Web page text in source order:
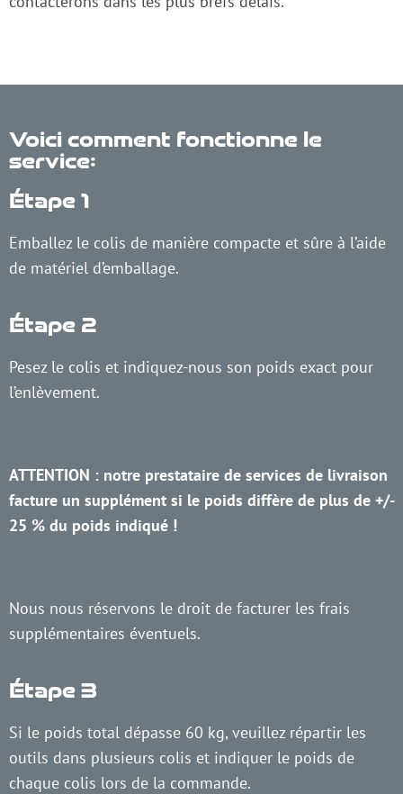
Voici comment fonctionne le
service:
Étape 1
Emballez le colis de manière compacte et sûre à l’aide
de matériel d’emballage.
Étape 2
Pesez le colis et indiquez-nous son poids exact pour
l’enlèvement.
ATTENTION : notre prestataire de services de livraison
facture un supplément si le poids diffère de plus de +/-
25 % du poids indiqué !
Nous nous réservons le droit de facturer les frais
supplémentaires éventuels.
Étape 3
Si le poids total dépasse 60 kg, veuillez répartir les
outils dans plusieurs colis et indiquer le poids de
chaque colis lors de la commande.